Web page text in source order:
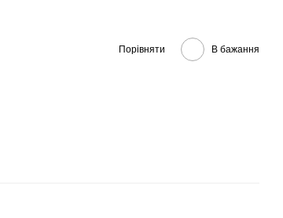
Порівняти В бажання